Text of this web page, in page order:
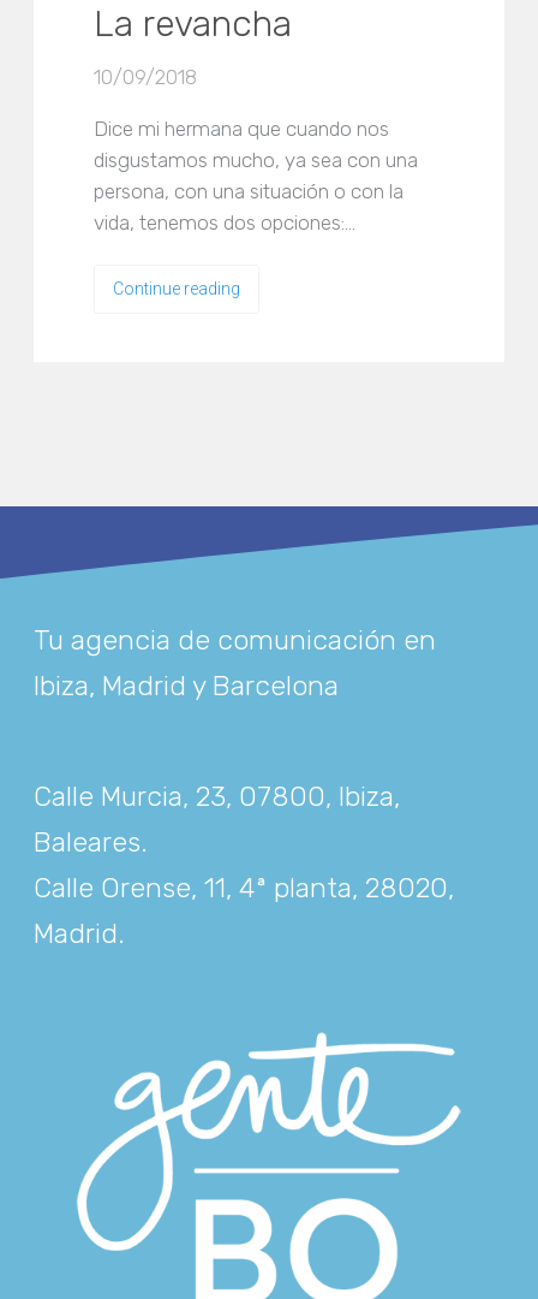
La revancha
10/09/2018
Dice mi hermana que cuando nos
disgustamos mucho, ya sea con una
persona, con una situación o con la
vida, tenemos dos opciones:…
Continue reading
Tu agencia de comunicación en
Ibiza, Madrid y Barcelona
Calle Murcia, 23, 07800, Ibiza,
Baleares.
Calle Orense, 11, 4ª planta, 28020,
Madrid.